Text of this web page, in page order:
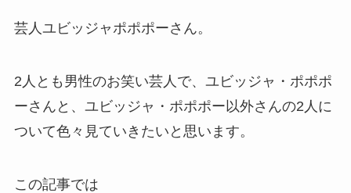
芸人ユビッジャポポポーさん。
2人とも男性のお笑い芸人で、ユビッジャ・ポポポ
ーさんと、ユビッジャ・ポポポー以外さんの2人に
ついて色々見ていきたいと思います。
この記事では